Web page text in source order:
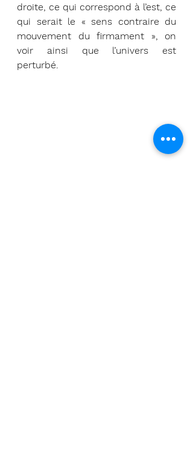
droite, ce qui correspond à l’est, ce
qui serait le « sens contraire du
mouvement du firmament », on
voir ainsi que l’univers est
perturbé.